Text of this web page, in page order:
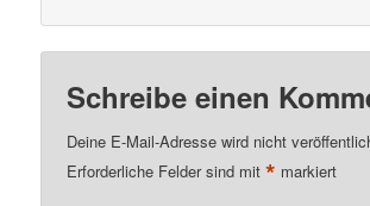
Schreibe einen
Deine E-Mail-Adresse wird nicht
Erforderliche Felder sind mit* markiert